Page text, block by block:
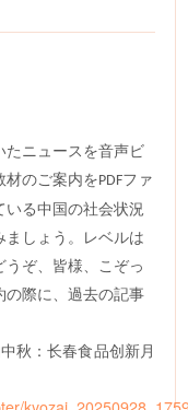
たニュースを音声ビ
材のご案内を PDFファ
る中国の社会状況
ましょう。レベルは
ぞ、皆様、こぞっ
の際に、過去の記事
秋：长春食品创新月